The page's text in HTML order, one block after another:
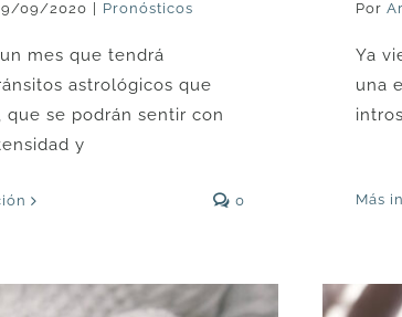
09/2020 Pronósticos
mes que tendrá
astrológicos que
que se podrán sentir con
y
0
Por
Ya
una
Más